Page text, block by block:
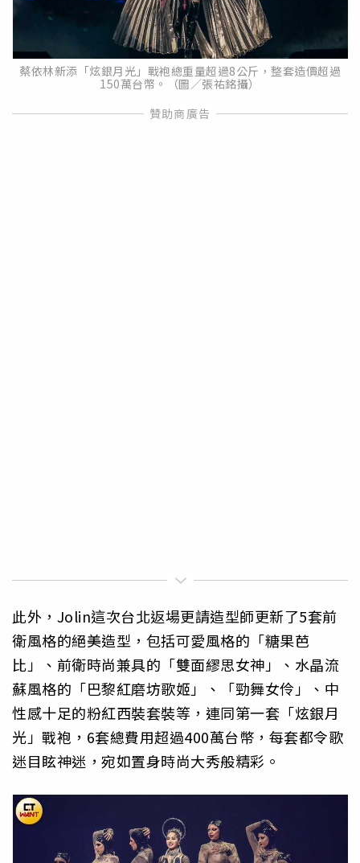
蔡依林新添「炫銀月光」戰袍總重量超過8公斤，整套造價超過
150萬台幣。（圖／張祐銘攝）
此外，Jolin這次台北返場更請造型師更新了5套前
衛風格的絕美造型，包括可愛風格的「糖果芭
比」、前衛時尚兼具的「雙面繆思女神」、水晶流
蘇風格的「巴黎紅磨坊歌姬」、「勁舞女伶」、中
性感十足的粉紅西裝套裝等，連同第一套「炫銀月
光」戰袍，6套總費用超過400萬台幣，每套都令歌
迷目眩神迷，宛如置身時尚大秀般精彩。